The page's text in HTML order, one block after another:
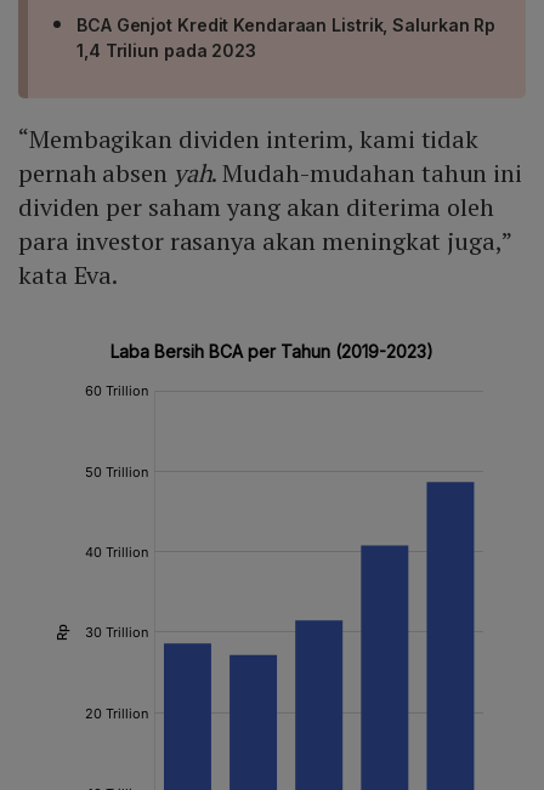
BCA Genjot Kredit Kendaraan Listrik, Salurkan Rp
1,4 Triliun pada 2023
“Membagikan dividen interim, kami tidak
pernah absen yah. Mudah-mudahan tahun ini
dividen per saham yang akan diterima oleh
para investor rasanya akan meningkat juga,”
kata Eva.